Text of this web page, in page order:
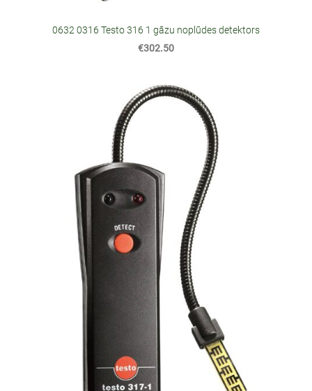
0632 0316 Testo 316 1 gāzu noplūdes detektors
€302.50